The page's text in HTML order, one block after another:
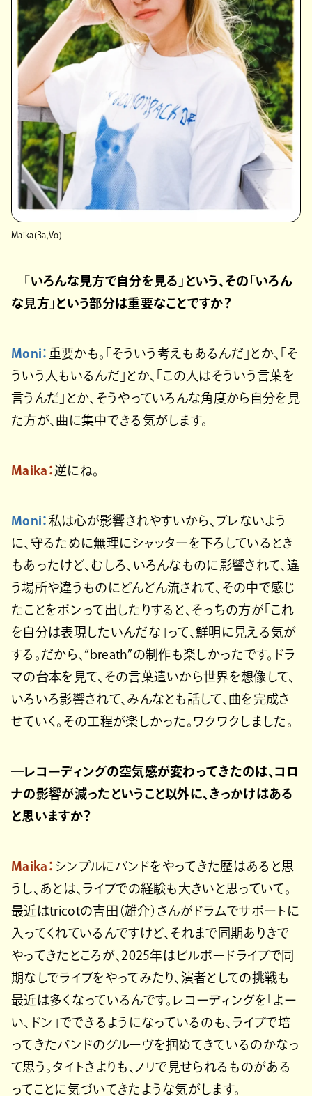
Maika(Ba,Vo)
―「いろんな見方で自分を見る」という、その「いろん
な見方」という部分は重要なことですか？
Moni： 重要かも。「そういう考えもあるんだ」とか、「そ
ういう人もいるんだ」とか、「この人はそういう言葉を
言うんだ」とか、そうやっていろんな角度から自分を見
た方が、曲に集中できる気がします。
Maika：逆にね。
Moni： 私は心が影響されやすいから、ブレないよう
に、守るために無理にシャッターを下ろしているとき
もあったけど、むしろ、いろんなものに影響されて、違
う場所や違うものにどんどん流されて、その中で感じ
たことをポンって出したりすると、そっちの方が「これ
を自分は表現したいんだな」って、鮮明に見える気が
する。だから、“breath”の制作も楽しかったです。ドラ
マの台本を見て、その言葉遣いから世界を想像して、
いろいろ影響されて、みんなとも話して、曲を完成さ
せていく。その工程が楽しかった。ワクワクしました。
―レコーディングの空気感が変わってきたのは、コロ
ナの影響が減ったということ以外に、きっかけはある
と思いますか？
Maika： シンプルにバンドをやってきた歴はあると思
うし、あとは、ライブでの経験も大きいと思っていて。
最近はtricotの吉田（雄介）さんがドラムでサポートに
入ってくれているんですけど、それまで同期ありきで
やってきたところが、2025年はビルボードライブで同
期なしでライブをやってみたり、演者としての挑戦も
最近は多くなっているんです。レコーディングを「よー
い、ドン」でできるようになっているのも、ライブで培
ってきたバンドのグルーヴを掴めてきているのかなっ
て思う。タイトさよりも、ノリで見せられるものがある
ってことに気づいてきたような気がします。